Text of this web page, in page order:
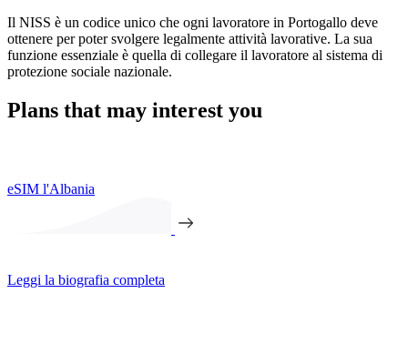
Il NISS è un codice unico che ogni lavoratore in Portogallo deve
ottenere per poter svolgere legalmente attività lavorative. La sua
funzione essenziale è quella di collegare il lavoratore al sistema di
protezione sociale nazionale.
Plans that may interest you
eSIM l'Albania
Leggi la biografia completa